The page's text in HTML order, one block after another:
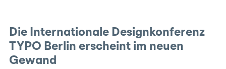
Die Internationale Designkonferenz
TYPO Berlin erscheint im neuen
Gewand